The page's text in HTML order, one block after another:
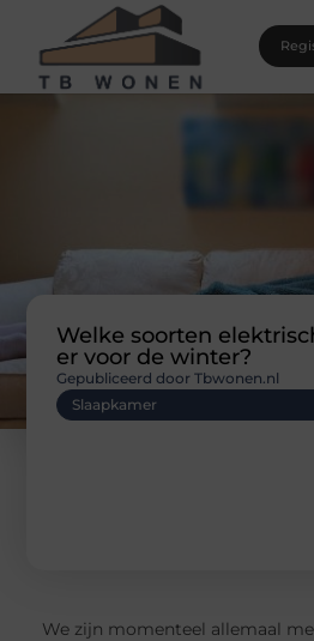
Welke soorten
er voor de winter?
Slaapkamer
Gepubliceerd door Tbwonen.nl
We zijn momenteel allemaal